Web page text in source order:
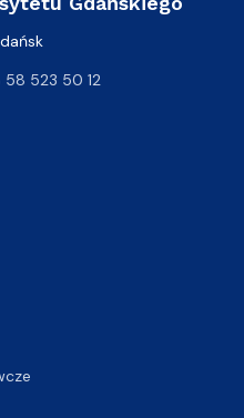
58 523 50 12